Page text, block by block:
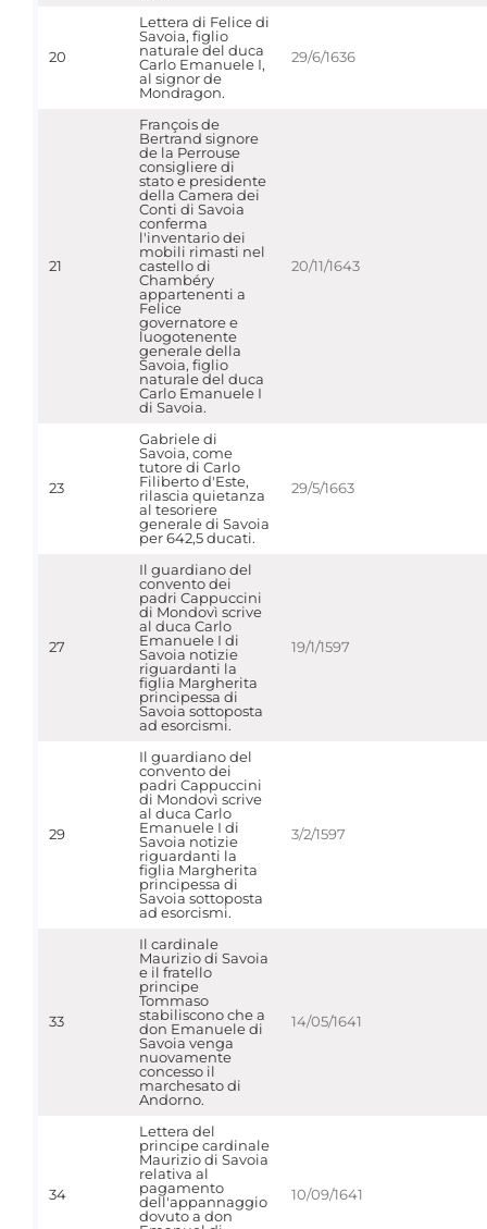
20
Lettera di Felice di
Savoia, figlio
naturale del duca
Carlo Emanuele I,
al signor de
Mondragon.
29/6/1636
21
François de
Bertrand signore
de la Perrouse
consigliere di
stato e presidente
della Camera dei
Conti di Savoia
conferma
l'inventario dei
mobili rimasti nel
castello di
Chambéry
appartenenti a
Felice
governatore e
luogotenente
generale della
Savoia, figlio
naturale del duca
Carlo Emanuele I
di Savoia.
20/11/1643
23
Gabriele di
Savoia, come
tutore di Carlo
Filiberto d'Este,
rilascia quietanza
al tesoriere
generale di Savoia
per 642,5 ducati.
29/5/1663
27
Il guardiano del
convento dei
padri Cappuccini
di Mondovì scrive
al duca Carlo
Emanuele I di
Savoia notizie
riguardanti la
figlia Margherita
principessa di
Savoia sottoposta
ad esorcismi.
19/1/1597
29
Il guardiano del
convento dei
padri Cappuccini
di Mondovì scrive
al duca Carlo
Emanuele I di
Savoia notizie
riguardanti la
figlia Margherita
principessa di
Savoia sottoposta
ad esorcismi.
3/2/1597
33
Il cardinale
Maurizio di Savoia
e il fratello
principe
Tommaso
stabiliscono che a
don Emanuele di
Savoia venga
nuovamente
concesso il
marchesato di
Andorno.
14/05/1641
34
Lettera del
principe cardinale
Maurizio di Savoia
relativa al
pagamento
dell'appannaggio
dovuto a don
10/09/1641